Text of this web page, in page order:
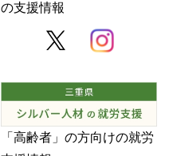
の支援情報
「高齢者」の方向けの就労